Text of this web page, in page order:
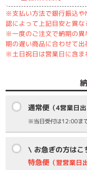
※支払い方法で銀行振込や
認によって上記目安と異な
※一度のご注文で納期の異
期の遅い商品に合わせて出
※土日祝日は営業日に含ま
通常便 （4営業日
※当日受付は12:00まで
\ お急ぎの方はこ
特急便 （翌営業日